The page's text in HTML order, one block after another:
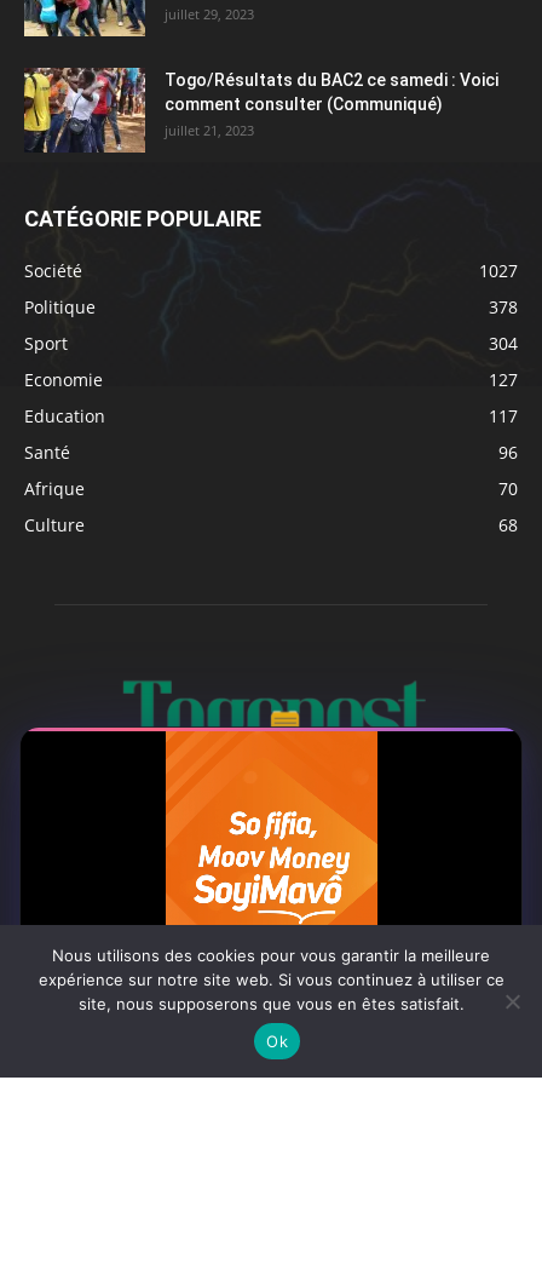
juillet 29, 2023
Togo/Résultats du BAC2 ce samedi : Voici
comment consulter (Communiqué)
juillet 21, 2023
CATÉGORIE POPULAIRE
Société
1027
Politique
378
Sport
304
Economie
127
Education
117
Santé
96
Afrique
70
Culture
68
À PROPOS
Togo Post est un site d'information en ligne ...
Tel : +228 98 42 82 18
contact@togopost.tg
Nous utilisons des cookies pour vous garantir la meilleure
expérience sur notre site web. Si vous continuez à utiliser ce
site, nous supposerons que vous en êtes satisfait.
Ok